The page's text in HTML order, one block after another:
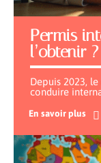
Permis
l’obtenir
Depuis 2023,
conduire
En savoir plus